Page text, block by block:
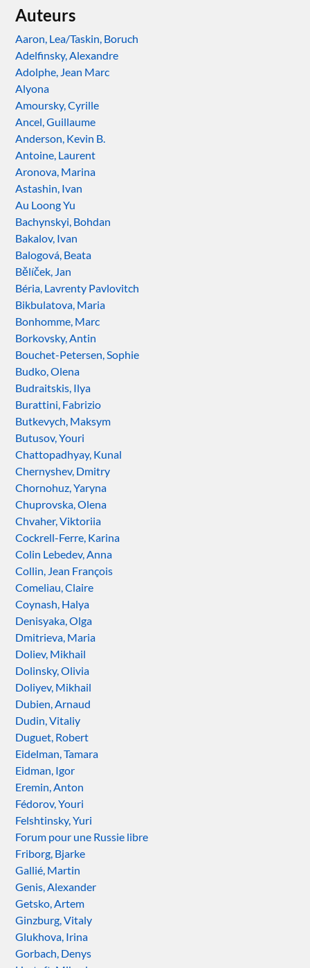
Auteurs
Aaron, Lea/Taskin, Boruch
Adelfinsky, Alexandre
Adolphe, Jean Marc
Alyona
Amoursky, Cyrille
Ancel, Guillaume
Anderson, Kevin B.
Antoine, Laurent
Aronova, Marina
Astashin, Ivan
Au Loong Yu
Bachynskyi, Bohdan
Bakalov, Ivan
Balogová, Beata
Bělíček, Jan
Béria, Lavrenty Pavlovitch
Bikbulatova, Maria
Bonhomme, Marc
Borkovsky, Antin
Bouchet-Petersen, Sophie
Budko, Olena
Budraitskis, Ilya
Burattini, Fabrizio
Butkevych, Maksym
Butusov, Youri
Chattopadhyay, Kunal
Chernyshev, Dmitry
Chornohuz, Yaryna
Chuprovska, Olena
Chvaher, Viktoriia
Cockrell-Ferre, Karina
Colin Lebedev, Anna
Collin, Jean François
Comeliau, Claire
Coynash, Halya
Denisyaka, Olga
Dmitrieva, Maria
Doliev, Mikhail
Dolinsky, Olivia
Doliyev, Mikhail
Dubien, Arnaud
Dudin, Vitaliy
Duguet, Robert
Eidelman, Tamara
Eidman, Igor
Eremin, Anton
Fédorov, Youri
Felshtinsky, Yuri
Forum pour une Russie libre
Friborg, Bjarke
Gallié, Martin
Genis, Alexander
Getsko, Artem
Ginzburg, Vitaly
Glukhova, Irina
Gorbach, Denys